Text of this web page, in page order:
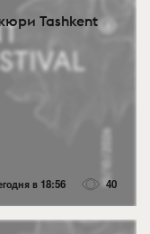
Tashkent
в 18:56 40